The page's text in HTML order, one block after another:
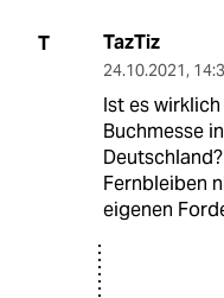
T TazTiz
24.10.2021,
Ist es
Buchmesse
Fernbleiben
eigenen